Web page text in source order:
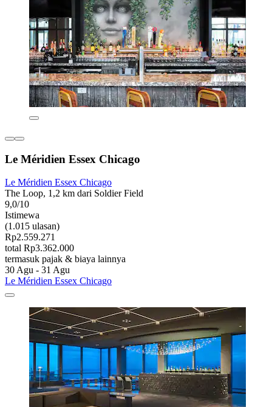
Le Méridien Essex Chicago
Le Méridien Essex Chicago
The Loop, 1,2 km dari Soldier Field
9,0/10
Istimewa
(1.015 ulasan)
Rp2.559.271
total Rp3.362.000
termasuk pajak & biaya lainnya
30 Agu - 31 Agu
Le Méridien Essex Chicago